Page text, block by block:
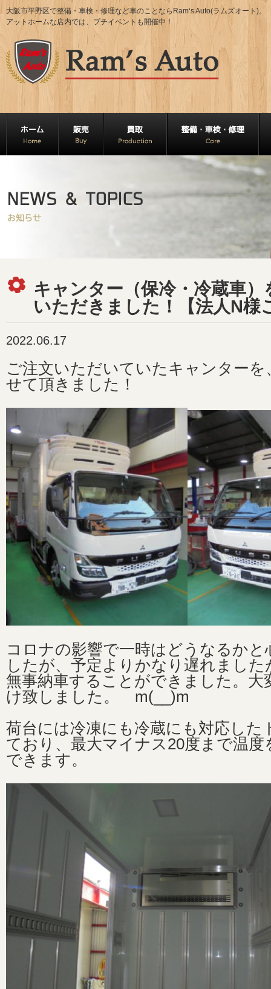
大阪市平野区で整備・車検・修理など車のことならRam‘s Auto(ラムズオート)。
アットホームな店内では、プチイベントも開催中！
キャンター（保冷・冷蔵車）
いただきました！【法人N様
2022.06.17
ご注文いただいていたキャンターを
せて頂きました！
コロナの影響で一時はどうなるか
したが、予定よりかなり遅れました
無事納車することができました。大
け致しました。 m(__)m
荷台には冷凍にも冷蔵にも対応した
ており、最大マイナス20度まで温
できます。